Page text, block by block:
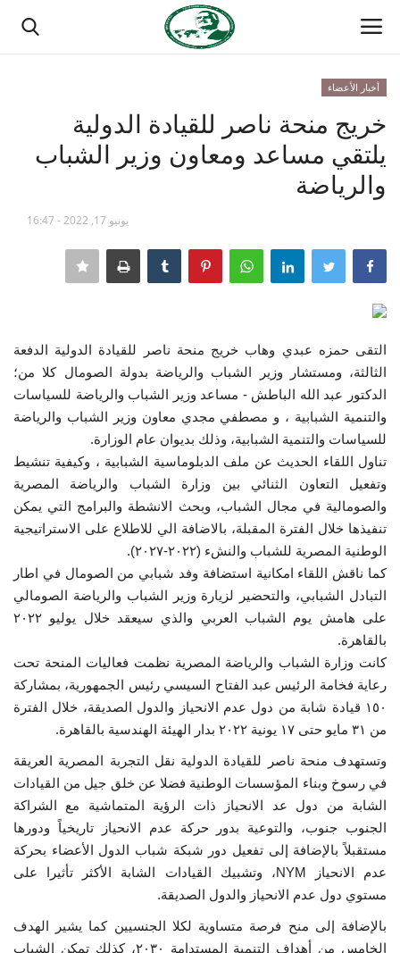
الصفحة الرئيسية
منتدى ناصر الدولي
مدرسة الطليعة الوطنية
مصر
فريق العمل
إرث جمال عبدالناصر
أخبار
شروط وأحكام منحة ناصر للقيادة الدولية
منحة ناصر للقيادة الدولية
مرجعياتنا
المواطن العالمي
الرواد
وثائق
الفيديوهات
الشركاء
أخبار الأعضاء
خريج منحة ناصر للقيادة الدولية
يلتقي مساعد ومعاون وزير الشباب
والرياضة
يونيو 17, 2022 - 16:47
التقى حمزه عبدي وهاب خريج منحة ناصر للقيادة الدولية الدفعة
الثالثة، ومستشار وزير الشباب والرياضة بدولة الصومال كلا من؛
الدكتور عبد الله الباطش - مساعد وزير الشباب والرياضة للسياسات
والتنمية الشبابية ، و مصطفي مجدي معاون وزير الشباب والرياضة
للسياسات والتنمية الشبابية، وذلك بديوان عام الوزارة.
تناول اللقاء الحديث عن ملف الدبلوماسية الشبابية ، وكيفية تنشيط
وتفعيل التعاون الثنائي بين وزارة الشباب والرياضة المصرية
والصومالية في مجال الشباب، وبحث الانشطة والبرامج التي يمكن
تنفيذها خلال الفترة المقبلة، بالاضافة الي للاطلاع على الاستراتيجية
الوطنية المصرية للشباب والنشء (٢٠٢٢-٢٠٢٧).
كما ناقش اللقاء امكانية استضافة وفد شبابي من الصومال في اطار
التبادل الشبابي، والتحضير لزيارة وزير الشباب والرياضة الصومالي
على هامش يوم الشباب العربي والذي سيعقد خلال يوليو ٢٠٢٢
بالقاهرة.
كانت وزارة الشباب والرياضة المصرية نظمت فعاليات المنحة تحت
رعاية فخامة الرئيس عبد الفتاح السيسي رئيس الجمهورية، بمشاركة
١٥٠ قيادة شابة من دول عدم الانحياز والدول الصديقة، خلال الفترة
من ٣١ مايو حتى ١٧ يونية ٢٠٢٢ بدار الهيئة الهندسية بالقاهرة.
وتستهدف منحة ناصر للقيادة الدولية نقل التجربة المصرية العريقة
في رسوخ وبناء المؤسسات الوطنية فضلا عن خلق جيل من القيادات
الشابة من دول عد الانحياز ذات الرؤية المتماشية مع الشراكة
الجنوب جنوب، والتوعية بدور حركة عدم الانحياز تاريخياً ودورها
مستقبلاً بالإضافة إلى تفعيل دور شبكة شباب الدول الأعضاء بحركة
عدم الانحياز NYM، وتشبيك القيادات الشابة الأكثر تأثيرا على
مستوي دول عدم الانحياز والدول الصديقة.
بالإضافة إلى منح فرصة متساوية لكلا الجنسيين كما يشير الهدف
الخامس من أهداف التنمية المستدامة ٢٠٣٠، كذلك تمكن الشباب